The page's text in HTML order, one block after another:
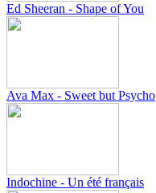
Ed Sheeran - Shape of You
Ava Max - Sweet but Psycho
Indochine - Un été français